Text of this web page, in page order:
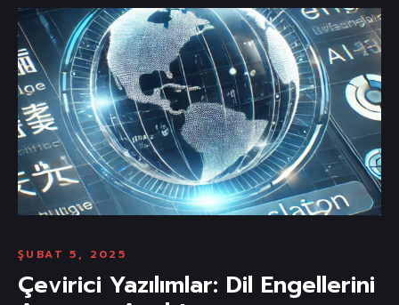
ŞUBAT 5, 2025
Çevirici Yazılımlar: Dil Engellerini